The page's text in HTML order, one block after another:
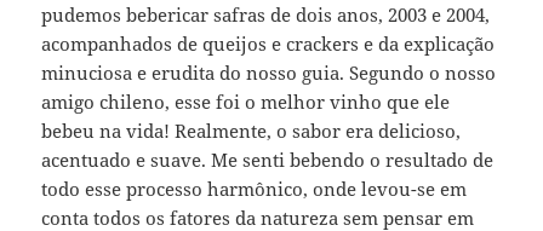
pudemos bebericar safras de dois anos, 2003 e 2004,
acompanhados de queijos e crackers e da explicação
minuciosa e erudita do nosso guia. Segundo o nosso
amigo chileno, esse foi o melhor vinho que ele
bebeu na vida! Realmente, o sabor era delicioso,
acentuado e suave. Me senti bebendo o resultado de
todo esse processo harmônico, onde levou-se em
conta todos os fatores da natureza sem pensar em